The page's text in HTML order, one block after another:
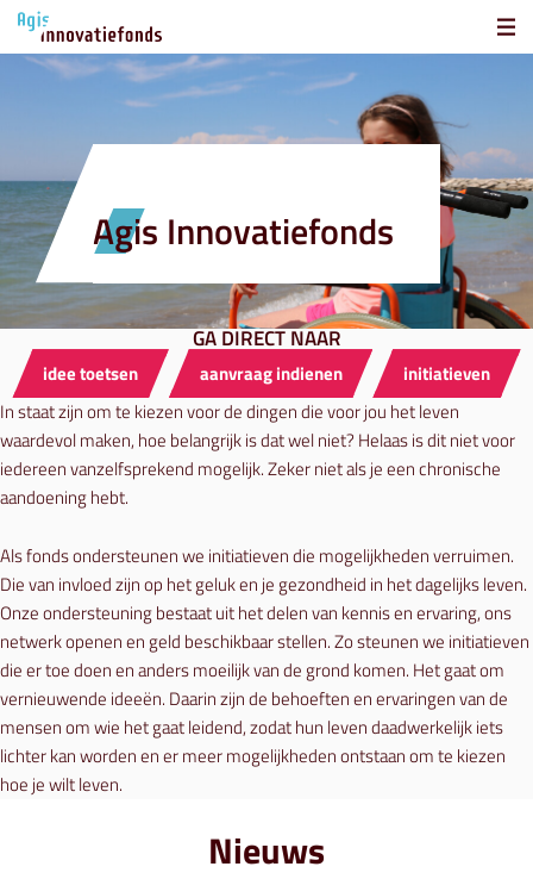
Agis Innovatiefonds
GA DIRECT NAAR
idee toetsen aanvraag indienen
initiatieven
In staat zijn om te kiezen voor de dingen die voor jou het leven
waardevol maken, hoe belangrijk is dat wel niet? Helaas is dit niet voor
iedereen vanzelfsprekend mogelijk. Zeker niet als je een chronische
aandoening hebt.
Als fonds ondersteunen we initiatieven die mogelijkheden verruimen.
Die van invloed zijn op het geluk en je gezondheid in het dagelijks leven.
Onze ondersteuning bestaat uit het delen van kennis en ervaring, ons
netwerk openen en geld beschikbaar stellen. Zo steunen we initiatieven
die er toe doen en anders moeilijk van de grond komen. Het gaat om
vernieuwende ideeën. Daarin zijn de behoeften en ervaringen van de
mensen om wie het gaat leidend, zodat hun leven daadwerkelijk iets
lichter kan worden en er meer mogelijkheden ontstaan om te kiezen
hoe je wilt leven.
Nieuws